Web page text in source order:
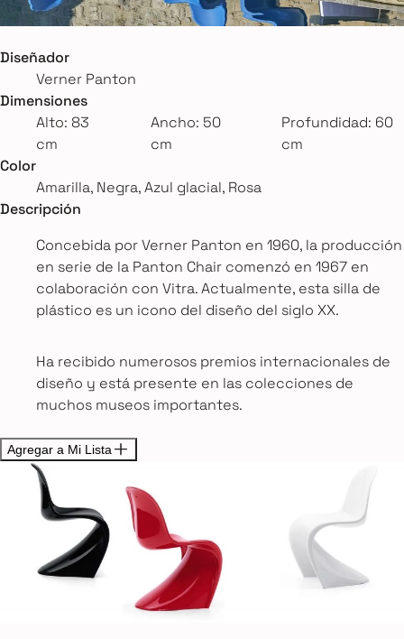
Diseñador
Verner Panton
Dimensiones
Alto: 83
cm
Ancho: 50
cm
Profundidad: 60
cm
Color
Amarilla, Negra, Azul glacial, Rosa
Descripción
Concebida por Verner Panton en 1960, la producción
en serie de la Panton Chair comenzó en 1967 en
colaboración con Vitra. Actualmente, esta silla de
plástico es un icono del diseño del siglo XX.
Ha recibido numerosos premios internacionales de
diseño y está presente en las colecciones de
muchos museos importantes.
Agregar a Mi Lista